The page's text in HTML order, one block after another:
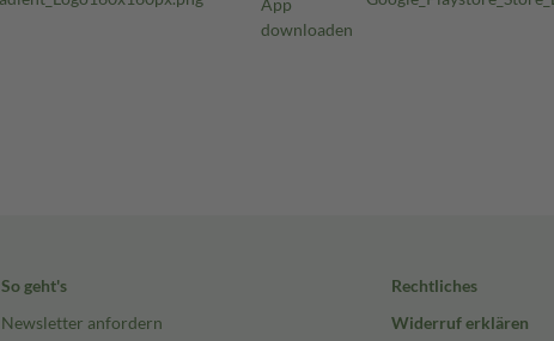
So geht's
Newsletter anfordern
Rechtliches
Widerruf erklären